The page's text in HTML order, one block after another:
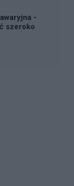
-
szeroko